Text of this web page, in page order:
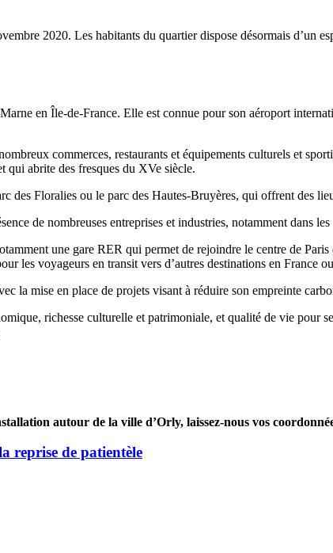
2020. Les habitants du quartier dispose désormais d’un
en Île-de-France. Elle est connue pour son aéroport
commerces, restaurants et équipements culturels et
qui abrite des fresques du XVe siècle.
des Floralies ou le parc des Hautes-Bruyères, qui offrent des
de nombreuses entreprises et industries, notamment dans
une gare RER qui permet de rejoindre le centre de
les voyageurs en transit vers d’autres destinations en France
la mise en place de projets visant à réduire son empreinte
richesse culturelle et patrimoniale, et qualité de vie pour
autour de la ville d’Orly, laissez-nous vos
reprise de patientèle